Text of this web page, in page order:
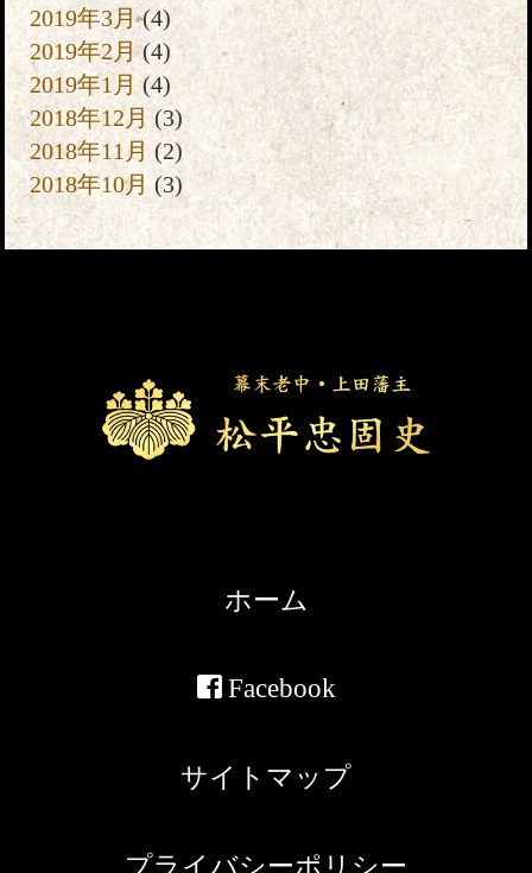
2019年3月(4)
2019年2月(4)
2019年1月 (4)
2018年12月 (3)
2018年11月 (2)
2018年10月(3)
ホーム
Facebook
サイトマップ
プライバシーポリシー